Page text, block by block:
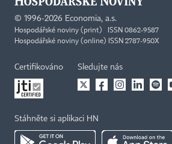
© 1996-2026 Economia, a.s.
Hospodářské noviny (print) ISSN 0862-9587
Hospodářské noviny (online) ISSN 2787-950X
Certifikováno Sledujte nás
Stáhněte si aplikaci HN